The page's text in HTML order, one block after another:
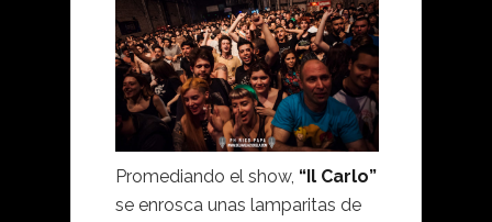
Promediando el show, “Il Carlo”
se enrosca unas lamparitas de